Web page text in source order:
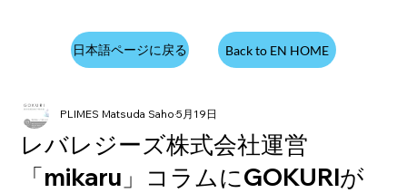
日本語ページに戻る Back to EN HOME
レバレジーズ株式会社運営
「mikaru」コラムにGOKURIが
PLIMES Matsuda Saho5月19日